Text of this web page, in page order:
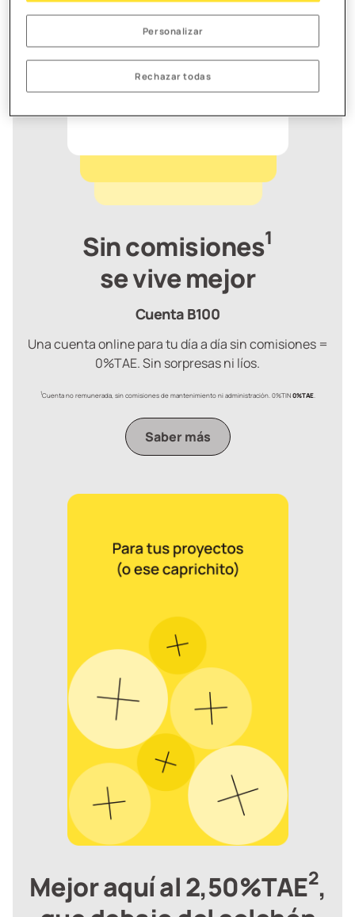
Sin comisiones1
se vive mejor
Cuenta B100
Una cuenta online para tu día a día sin comisiones =
0%TAE. Sin sorpresas ni líos.
1Cuenta no remunerada, sin comisiones de mantenimiento ni administración. 0%TIN0%TAE.
Saber más
Mejor aquí al 2,50%TAE2,
Rechazar todas
Personalizar